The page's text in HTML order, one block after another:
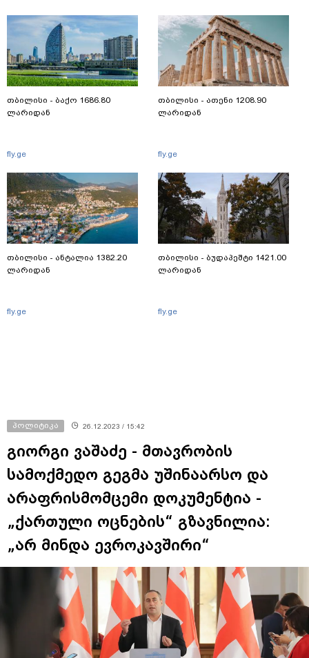
თბილისი - ბაქო 1686.80
ლარიდან
fly.ge
თბილისი - ანტალია 1382.20
ლარიდან
fly.ge
თბილისი - ათენი 1208.90
ლარიდან
fly.ge
თბილისი - ბუდაპეშტი 1421.00
ლარიდან
fly.ge
პოლიტიკა 26.12.2023 / 15:42
გიორგი ვაშაძე - მთავრობის
სამოქმედო გეგმა უშინაარსო და
არაფრისმომცემი დოკუმენტია -
„ქართული ოცნების“ გზავნილია:
„არ მინდა ევროკავშირი“